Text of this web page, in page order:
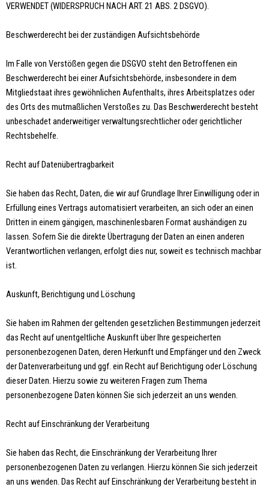
VERWENDET (WIDERSPRUCH NACH ART. 21 ABS. 2 DSGVO).
Beschwerderecht bei der zuständigen Aufsichtsbehörde
Im Falle von Verstößen gegen die DSGVO steht den Betroffenen ein
Beschwerderecht bei einer Aufsichtsbehörde, insbesondere in dem
Mitgliedstaat ihres gewöhnlichen Aufenthalts, ihres Arbeitsplatzes oder
des Orts des mutmaßlichen Verstoßes zu. Das Beschwerderecht besteht
unbeschadet anderweitiger verwaltungsrechtlicher oder gerichtlicher
Rechtsbehelfe.
Recht auf Datenübertragbarkeit
Sie haben das Recht, Daten, die wir auf Grundlage Ihrer Einwilligung oder in
Erfüllung eines Vertrags automatisiert verarbeiten, an sich oder an einen
Dritten in einem gängigen, maschinenlesbaren Format aushändigen zu
lassen. Sofern Sie die direkte Übertragung der Daten an einen anderen
Verantwortlichen verlangen, erfolgt dies nur, soweit es technisch machbar
ist.
Auskunft, Berichtigung und Löschung
Sie haben im Rahmen der geltenden gesetzlichen Bestimmungen jederzeit
das Recht auf unentgeltliche Auskunft über Ihre gespeicherten
personenbezogenen Daten, deren Herkunft und Empfänger und den Zweck
der Datenverarbeitung und ggf. ein Recht auf Berichtigung oder Löschung
dieser Daten. Hierzu sowie zu weiteren Fragen zum Thema
personenbezogene Daten können Sie sich jederzeit an uns wenden.
Recht auf Einschränkung der Verarbeitung
Sie haben das Recht, die Einschränkung der Verarbeitung Ihrer
personenbezogenen Daten zu verlangen. Hierzu können Sie sich jederzeit
an uns wenden. Das Recht auf Einschränkung der Verarbeitung besteht in